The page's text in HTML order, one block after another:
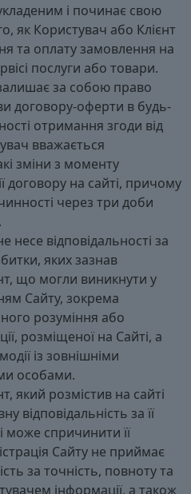
і починає свою
як Користувач або Клієнт
та оплату замовлення на
послуги або товари.
за собою право
договору-оферти в будь-
отримання згоди від
вважається
зміни з моменту
договору на сайті, причому
через три доби
несе відповідальності за
яких зазнав
що могли виникнути у
Сайту, зокрема
розуміння або
розміщеної на Сайті, а
із зовнішніми
особами.
який розмістив на сайті
відповідальність за її
може спричинити її
Сайту не приймає
за точність, повноту та
інформації, а також